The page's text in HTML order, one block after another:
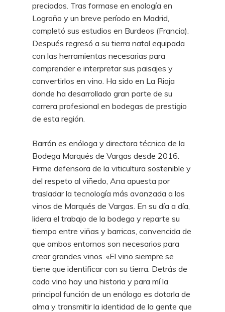
preciados. Tras formase en enología en
Logroño y un breve período en Madrid,
completó sus estudios en Burdeos (Francia).
Después regresó a su tierra natal equipada
con las herramientas necesarias para
comprender e interpretar sus paisajes y
convertirlos en vino. Ha sido en La Rioja
donde ha desarrollado gran parte de su
carrera profesional en bodegas de prestigio
de esta región.
Barrón es enóloga y directora técnica de la
Bodega Marqués de Vargas desde 2016.
Firme defensora de la viticultura sostenible y
del respeto al viñedo, Ana apuesta por
trasladar la tecnología más avanzada a los
vinos de Marqués de Vargas. En su día a día,
lidera el trabajo de la bodega y reparte su
tiempo entre viñas y barricas, convencida de
que ambos entornos son necesarios para
crear grandes vinos. «El vino siempre se
tiene que identificar con su tierra. Detrás de
cada vino hay una historia y para mí la
principal función de un enólogo es dotarla de
alma y transmitir la identidad de la gente que